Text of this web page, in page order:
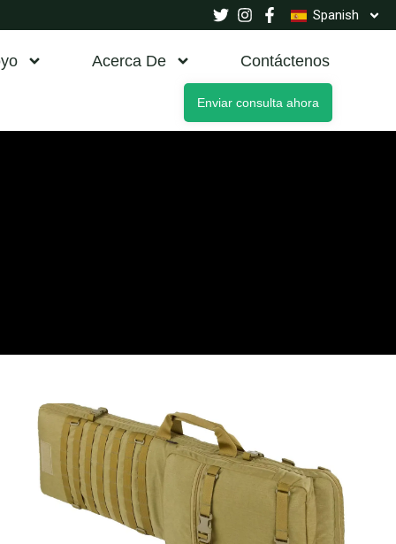
Spanish
Acerca De Contáctenos
Enviar consulta ahora